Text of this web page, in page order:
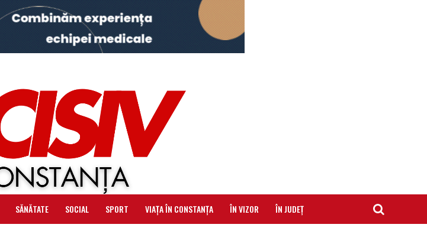
SĂNĂTATE SOCIAL SPORT VIAȚA ÎN CONSTANȚA ÎN VIZOR ÎN JUDEȚ